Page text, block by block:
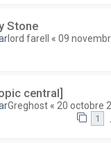
Stone
lord farell « 09
central]
Greghost « 20 octobre
1